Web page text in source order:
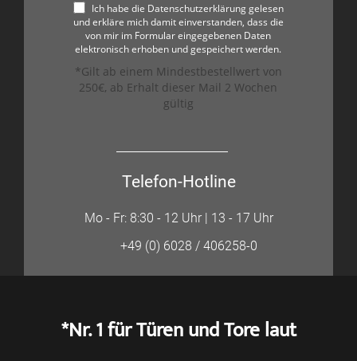
Ich habe die Datenschutzerklärung gelesen
und erkläre mich damit einverstanden, dass die
von mir im Formular eingegebenen Daten
elektronisch erhoben und gespeichert werden.
*Gilt ab einem Mindestbestellwert von
250€, ab Erhalt dieser Mail 2 Wochen
gültig
Telefon-Hotline
Mo - Fr: 8:30 - 12 Uhr | 13 - 17 Uhr
+49 (0) 6028 / 406258-0
*Nr. 1 für Türen und Tore laut